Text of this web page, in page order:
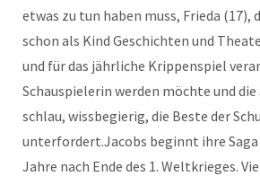
etwas zu tun haben muss, Frieda (17),
schon als Kind Geschichten und
und für das jährliche Krippenspiel
Schauspielerin werden möchte und
schlau, wissbegierig, die Beste der
unterfordert.Jacobs beginnt ihre Saga
Jahre nach Ende des 1. Weltkrieges.